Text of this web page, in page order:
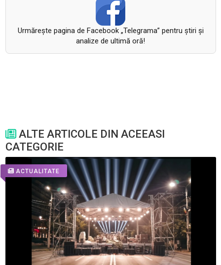
Urmăreşte pagina de Facebook „Telegrama” pentru ştiri şi
analize de ultimă oră!
ALTE ARTICOLE DIN ACEEASI
CATEGORIE
ACTUALITATE